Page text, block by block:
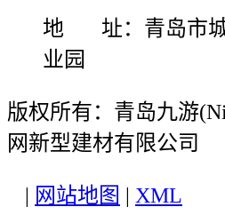
地 址：青岛市城
业园
版权所有：青岛九游
网新型建材有限公司
网站地图 XML